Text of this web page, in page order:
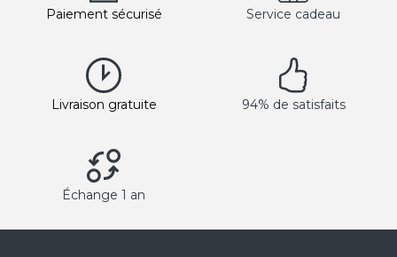
Paiement sécurisé Service cadeau
Livraison gratuite 94% de satisfaits
Échange 1 an